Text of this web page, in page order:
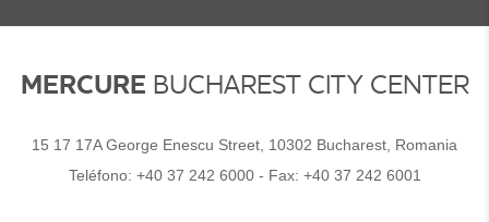
MERCURE BUCHAREST CITY CENTER
15 17 17A George Enescu Street, 10302 Bucharest, Romania
Teléfono: +40 37 242 6000- Fax: +40 37 242 6001